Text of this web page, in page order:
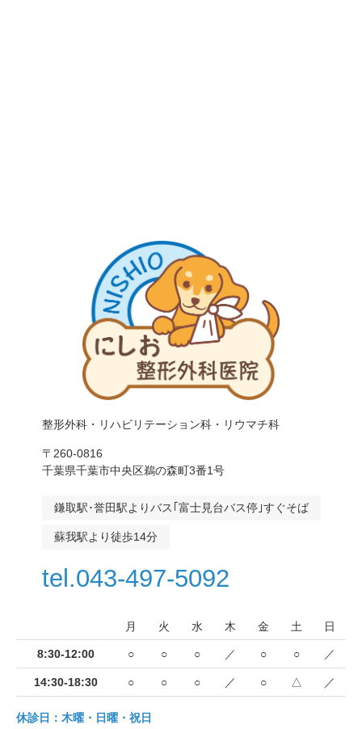
整形外科・リハビリテーション科・リウマチ科
〒260-0816
千葉県千葉市中央区鵜の森町3番1号
鎌取駅･誉田駅よりバス｢富士見台バス停｣すぐそば
蘇我駅より徒歩14分
tel.043-497-5092
月 火 水 木 金 土 日
8:30-12:00 ○ ○ ○ ／ ○ ○ ／
14:30-18:30 ○ ○ ○ ／ ○ △ ／
休診日：木曜・日曜・祝日